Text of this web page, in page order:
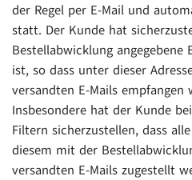
der Regel per E-Mail und
statt. Der Kunde hat
Bestellabwicklung angegebene
ist, so dass unter dieser
versandten E-Mails empfangen
Insbesondere hat der Kunde
Filtern sicherzustellen, dass
diesem mit der
versandten E-Mails zugestellt